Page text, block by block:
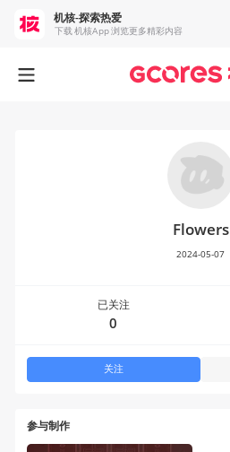
参与制作
Flowers
2024-05-07
已关注
0
关注
机核-探索热爱
下载 机核App 浏览更多精彩内容